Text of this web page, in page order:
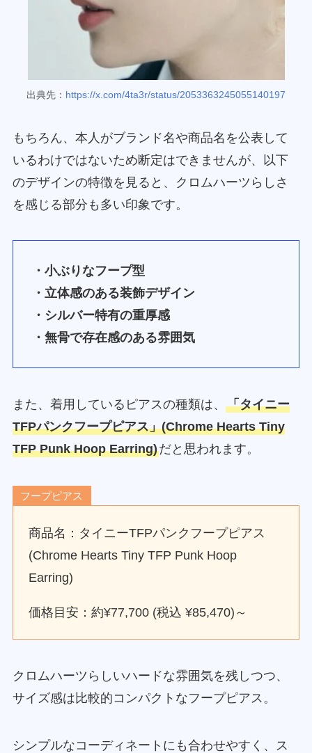
出典先： https://x.com/4ta3r/status/2053363245055140197
もちろん、本人がブランド名や商品名を公表して
いるわけではないため断定はできませんが、以下
のデザインの特徴を見ると、クロムハーツらしさ
を感じる部分も多い印象です。
・小ぶりなフープ型
・立体感のある装飾デザイン
・シルバー特有の重厚感
・無骨で存在感のある雰囲気
また、着用しているピアスの種類は、 「タイニー
TFPパンクフープピアス」(Chrome Hearts Tiny
TFP Punk Hoop Earring)だと思われます。
フープピアス
商品名：タイニーTFPパンクフープピアス
(Chrome Hearts Tiny TFP Punk Hoop
Earring)
価格目安：約¥77,700 (税込 ¥85,470)～
クロムハーツらしいハードな雰囲気を残しつつ、
サイズ感は比較的コンパクトなフープピアス。
シンプルなコーディネートにも合わせやすく、ス